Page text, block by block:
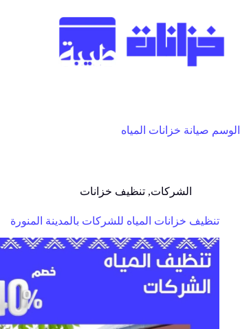
الوسم صيانة خزانات المياه
الشركات, تنظيف خزانات
تنظيف خزانات المياه للشركات بالمدينة المنورة